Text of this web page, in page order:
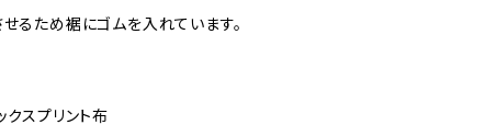
るため裾にゴムを入れています。
クスプリント布